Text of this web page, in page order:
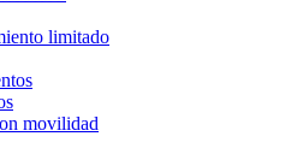
limitado
movilidad